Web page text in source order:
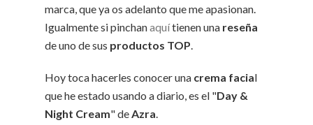
marca, que ya os adelanto que me apasionan.
Igualmente si pinchanaquítienen una reseña
de uno de sus productos TOP.
Hoy toca hacerles conocer una crema facial
que he estado usando a diario, es el "Day &
Night Cream" deAzra.